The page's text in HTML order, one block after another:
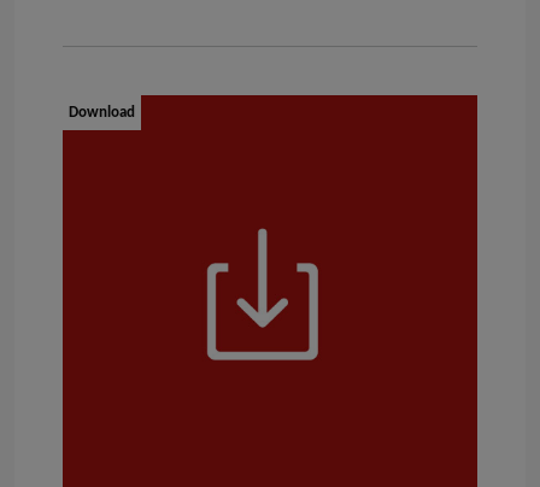
Dokumenttyp:
Download